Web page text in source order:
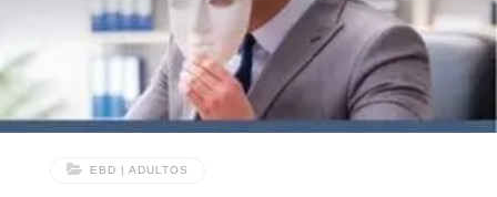
EBD | ADULTOS